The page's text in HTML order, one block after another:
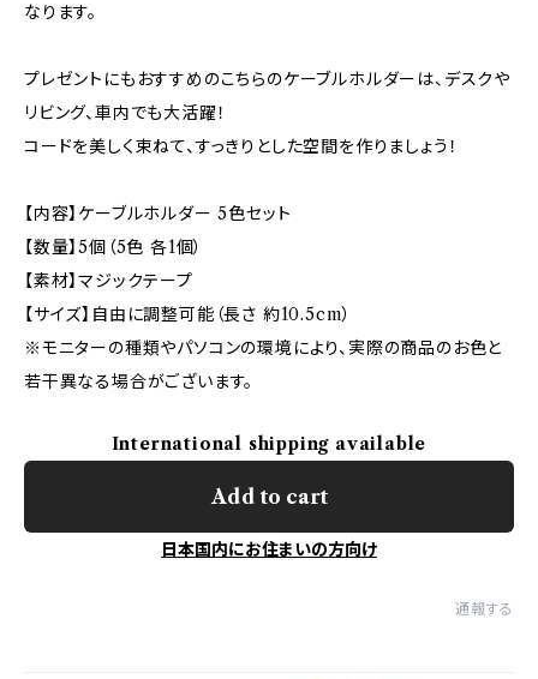
なります。
プレゼントにもおすすめのこちらのケーブルホルダーは、デスクや
リビング、車内でも大活躍！
コードを美しく束ねて、すっきりとした空間を作りましょう！
【内容】ケーブルホルダー 5色セット
【数量】5個（5色 各1個）
【素材】マジックテープ
【サイズ】自由に調整可能（長さ 約10.5cm）
※モニターの種類やパソコンの環境により、実際の商品のお色と
若干異なる場合がございます。
International shipping available
Add to cart
日本国内にお住まいの方向け
通報する